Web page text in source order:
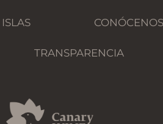
ISLAS CONÓCENOS
TRANSPARENCIA